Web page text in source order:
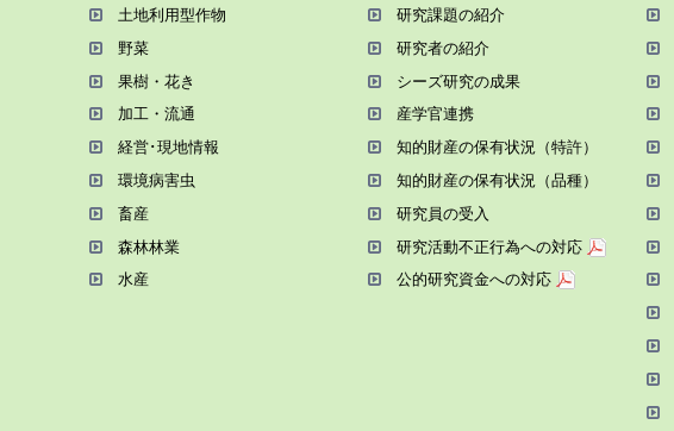
⼟地利⽤型作物
野菜
果樹・花き
加⼯・流通
経営･現地情報
環境病害⾍
畜産
森林林業
⽔産
研究課題の紹介
研究者の紹介
シーズ研究の成果
産学官連携
知的財産の保有状況（特許）
知的財産の保有状況（品種）
研究員の受⼊
研究活動不正⾏為への対応
公的研究資金への対応